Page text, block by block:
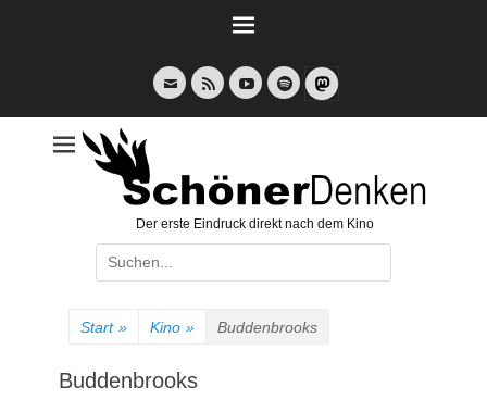
E-
Mail
Feed YouTubeSpotify
Der erste Eindruck direkt nach dem Kino
Suche
nach:
Start » Kino » Buddenbrooks
Buddenbrooks